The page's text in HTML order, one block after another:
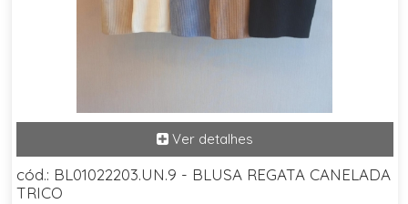
cód.: BL01022203.UN.9 - BLUSA REGATA CANELADA
TRICO